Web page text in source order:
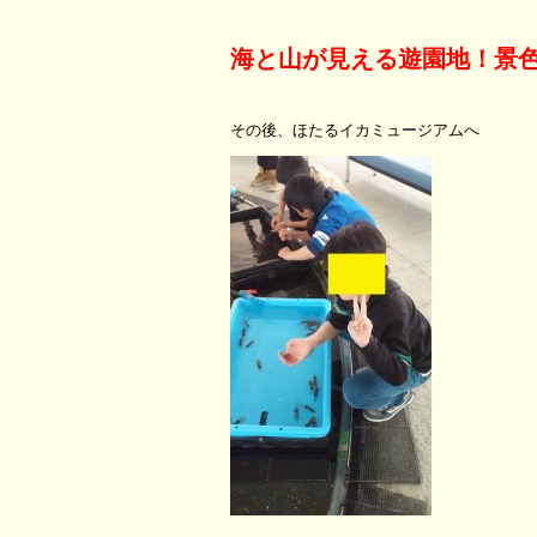
海と山が見える遊園地！景
その後、ほたるイカミュージアムへ